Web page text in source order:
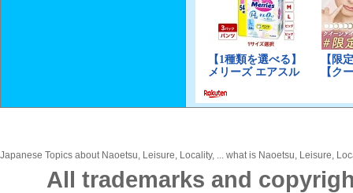
Japanese Topics about Naoetsu, Leisure, Locality, ... what is Naoetsu, Leisure,
All trademarks and